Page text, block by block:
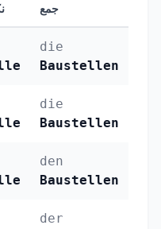
جمع
die
Baustellen
die
Baustellen
den
Baustellen
der